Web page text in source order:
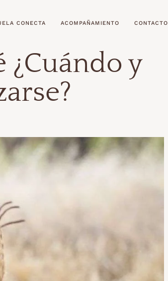
CONECTA ACOMPAÑAMIENTO CONTACTO
¿Cuándo y